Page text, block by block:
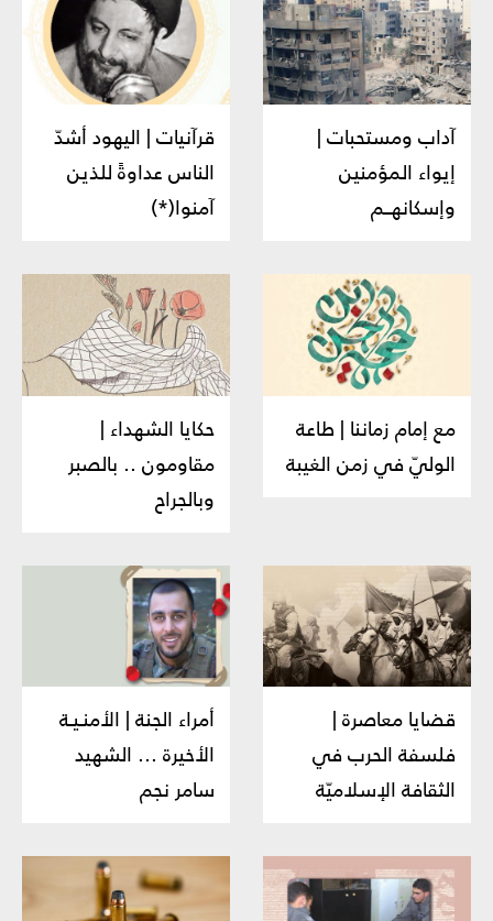
آداب ومستحبات |
إيواء المؤمنين
وإسكانهــم
قرآنيات | اليهود أشدّ
الناس عداوةً للذين
آمنوا(*)
مع إمام زماننا | طاعة
الوليّ في زمن الغيبة
حكايا الشهداء |
مقاومون .. بالصبر
وبالجراح
قضايا معاصرة |
فلسفة الحرب في
الثقافة الإسلاميّة
أمراء الجنة | الأمنـيـة
الأخيرة ... الشهيد
سامر نجم